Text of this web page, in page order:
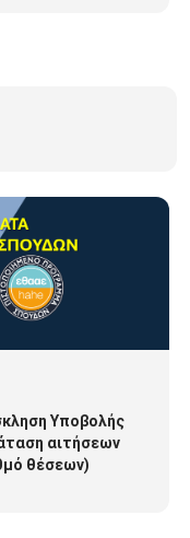
Υποβολής
αιτήσεων
θέσεων)